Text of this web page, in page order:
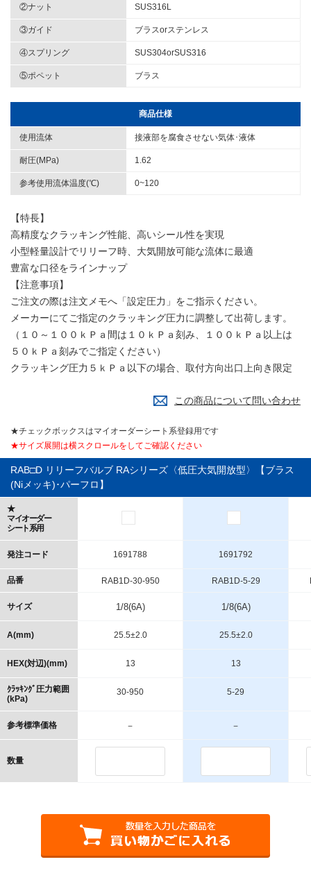
②ナット SUS316L
③ガイド ブラスorステンレス
④スプリング SUS304orSUS316
⑤ポペット ブラス
商品仕様
使用流体 接液部を腐食させない気体･液体
耐圧(MPa) 1.62
参考使用流体温度(℃) 0~120
【特長】
高精度なクラッキング性能、高いシール性を実現
小型軽量設計でリリーフ時、大気開放可能な流体に最適
豊富な口径をラインナップ
【注意事項】
ご注文の際は注文メモへ「設定圧力」をご指示ください。
メーカーにてご指定のクラッキング圧力に調整して出荷します。
（１０～１００ｋＰａ間は１０ｋＰａ刻み、１００ｋＰａ以上は
５０ｋＰａ刻みでご指定ください）
クラッキング圧力５ｋＰａ以下の場合、取付方向出口上向き限定
この商品について問い合わせ
★チェックボックスはマイオーダーシート系登録用です
★サイズ展開は横スクロールをしてご確認ください
RAB□D リリーフバルブ RAシリーズ〈低圧大気開放型〉【ブラス
(Niメッキ)･パーフロ】
★
マイオーダー
シート系用
発注コード
品番
サイズ
A(mm)
HEX(対辺)(mm)
ｸﾗｯｷﾝｸﾞ圧力範囲
(kPa)
参考標準価格
数量
1691788
RAB1D-30-950
1/8(6A)
25.5±2.0
13
30-950
－
1691792
RAB1D-5-29
1/8(6A)
25.5±2.0
13
5-29
－